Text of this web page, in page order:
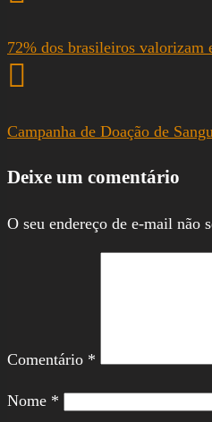
72% dos brasileiros valorizam
Campanha de Doação de
Deixe um comentário
O seu endereço de e-mail não
Comentário *
Nome *